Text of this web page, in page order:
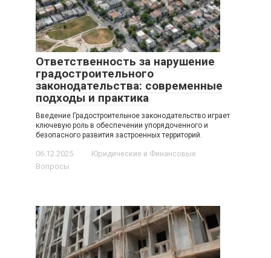
Ответственность за нарушение
градостроительного
законодательства: современные
подходы и практика
Введение Градостроительное законодательство играет
ключевую роль в обеспечении упорядоченного и
безопасного развития застроенных территорий.
06.12.2025
Юридические и Финансовые
Вопросы